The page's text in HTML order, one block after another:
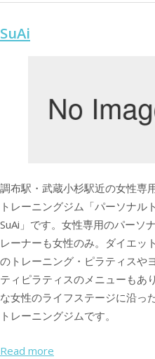
SuAi
調布駅・武蔵小杉駅近の女性専
トレーニングジム「パーソナル
SuAi」です。女性専用のパーソ
レーナーも女性のみ。ダイエッ
のトレーニング・ピラティスや
ティピラティスのメニューもあ
な女性のライフステージに沿っ
トレーニングジムです。
Read more